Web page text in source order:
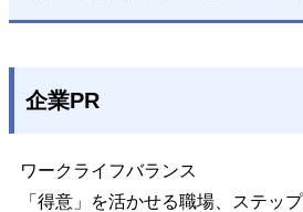
企業PR
ワークライフバランス
「得意」を活かせる職場、ステッ